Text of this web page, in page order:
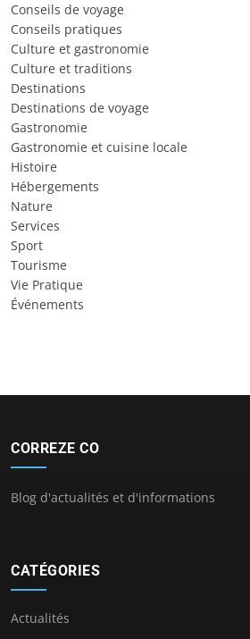
Conseils de voyage
Conseils pratiques
Culture et gastronomie
Culture et traditions
Destinations
Destinations de voyage
Gastronomie
Gastronomie et cuisine locale
Histoire
Hébergements
Nature
Services
Sport
Tourisme
Vie Pratique
Événements
CORREZE CO
Blog d'actualités et d'informations
CATÉGORIES
Actualités